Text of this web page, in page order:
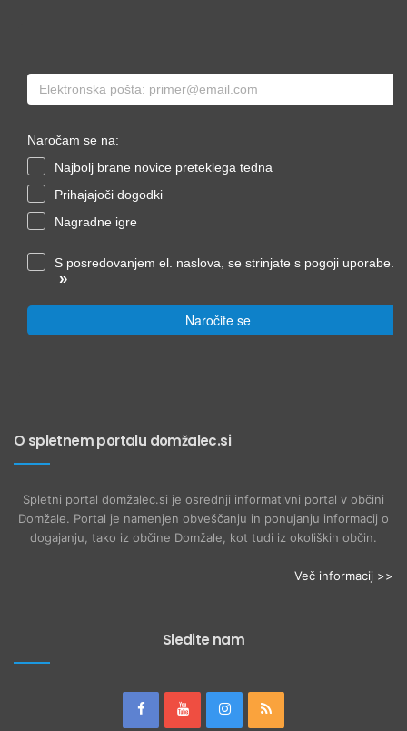
Naročam se na:
Najbolj brane novice preteklega tedna
Prihajajoči dogodki
Nagradne igre
S posredovanjem el. naslova, se strinjate s pogoji uporabe.
»
Naročite se
O spletnem portalu domžalec.si
Spletni portal domžalec.si je osrednji informativni portal v občini
Domžale. Portal je namenjen obveščanju in ponujanju informacij o
dogajanju, tako iz občine Domžale, kot tudi iz okoliških občin.
Več informacij >>
Sledite nam